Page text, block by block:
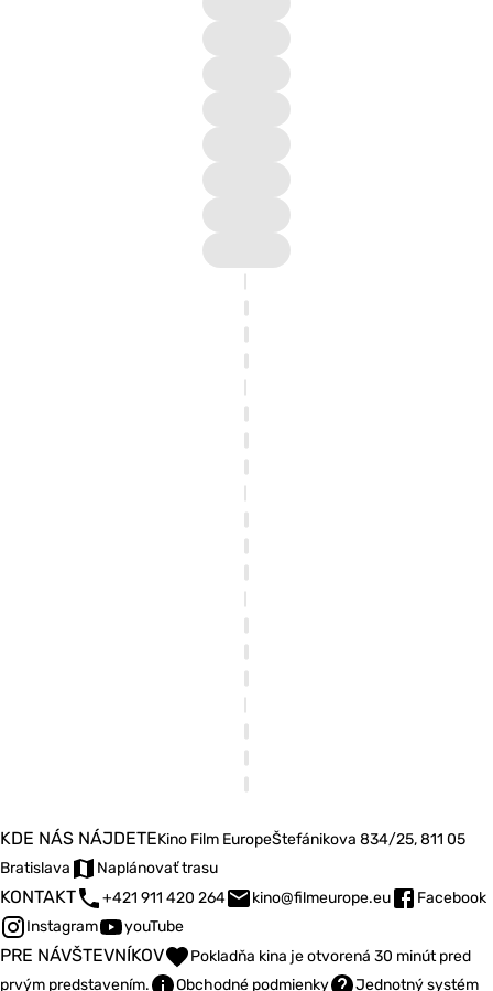
KDE NÁS NÁJDETEKino Film EuropeŠtefánikova 834/25, 811 05
Bratislava
Naplánovať trasu
KONTAKT +421 911 420 264 kino@filmeurope.eu
Facebook
Instagram
youTube
PRE NÁVŠTEVNÍKOV
Pokladňa kina je otvorená 30 minút pred
prvým predstavením.
Obchodné podmienky Jednotný systém